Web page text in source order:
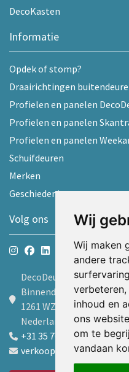
Wij
Wij maken
andere
inhoud en
ons
om te
vandaan
DecoKasten
Informatie
Opdek of stomp?
Draairichtingen
Profielen en panelen
Profielen en panelen
Profielen en panelen
Schuifdeuren
Merken
Geschiedenis
Volg ons
DecoDeur B.V.
Binnendelta 9d
1261 WZ Blaricum
Nederland
+31 35 7605600
verkoop@decodeur.nl